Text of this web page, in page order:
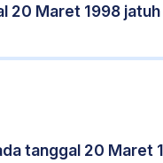
20 Maret 1998
tanggal 20 Maret